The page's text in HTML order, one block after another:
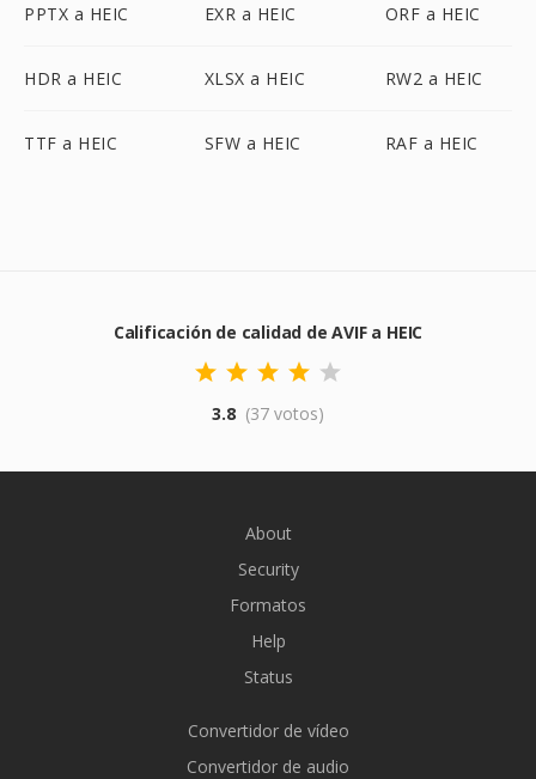
PPTX a HEIC EXR a HEIC ORF a HEIC
HDR a HEIC XLSX a HEIC RW2 a HEIC
TTF a HEIC SFW a HEIC RAF a HEIC
Calificación de calidad de AVIF a HEIC
3.8 (37 votos)
About
Security
Formatos
Help
Status
Convertidor de vídeo
Convertidor de audio